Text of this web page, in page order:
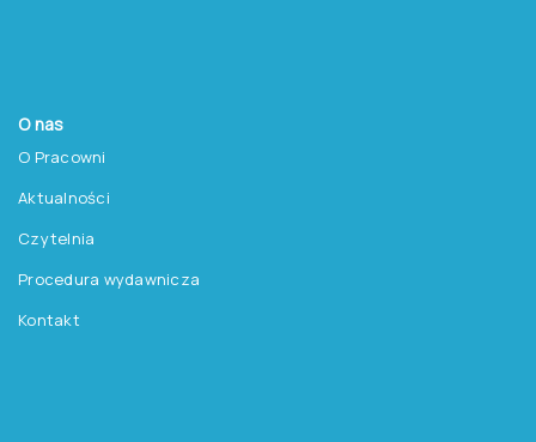
O nas
O Pracowni
Aktualności
Czytelnia
Procedura wydawnicza
Kontakt